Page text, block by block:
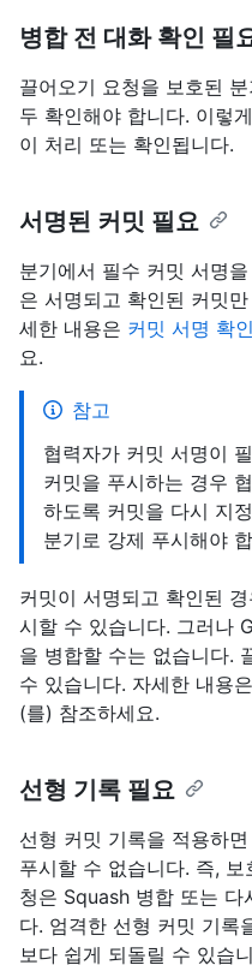
병합 전 대화 확인 필
끌어오기 요청을 보호된
두 확인해야 합니다. 이렇
이 처리 또는 확인됩니다.
서명된 커밋 필요
분기에서 필수 커밋 서명
은 서명되고 확인된 커밋
세한 내용은 커밋 서명 확
요.
참고
협력자가 커밋 서명이
커밋을 푸시하는 경우
하도록 커밋을 다시 지
분기로 강제 푸시해야
커밋이 서명되고 확인된
시할 수 있습니다. 그러나
을 병합할 수는 없습니다.
수 있습니다. 자세한 내용은
(를) 참조하세요.
선형 기록 필요
선형 커밋 기록을 적용하
푸시할 수 없습니다. 즉,
청은 Squash 병합 또는 다
다. 엄격한 선형 커밋 기록
보다 쉽게 되돌릴 수 있습